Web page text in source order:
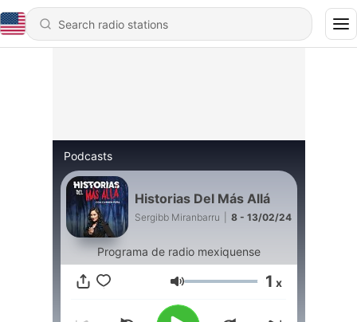
Podcasts
Historias Del Más Allá
Sergibb Miranbarru 8 - 13/02/24
Programa de radio mexiquense
Volume 1 x